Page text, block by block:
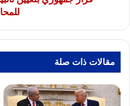
مقالات ذات صلة